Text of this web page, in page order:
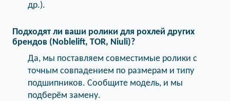
др.).
Подходят ли ваши ролики для рохлей других
брендов (Noblelift, TOR, Niuli)?
Да, мы поставляем совместимые ролики с
точным совпадением по размерам и типу
подшипников. Сообщите модель, и мы
подберём замену.